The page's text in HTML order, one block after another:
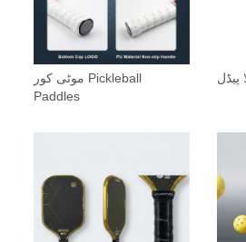
موٹی کور Pickleball
Paddles
پیڈل